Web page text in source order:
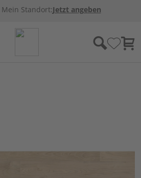
Mein Standort:Jetzt angeben